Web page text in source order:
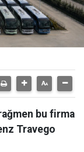
bu firma
Travego